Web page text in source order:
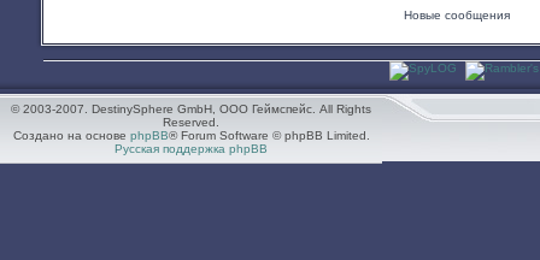
Новые сообщения
© 2003-2007. DestinySphere GmbH, ООО Геймспейс. All Rights
Reserved.
Создано на основе phpBB® Forum Software © phpBB Limited.
Русская поддержка phpBB